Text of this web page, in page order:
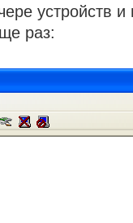
устройств
раз: